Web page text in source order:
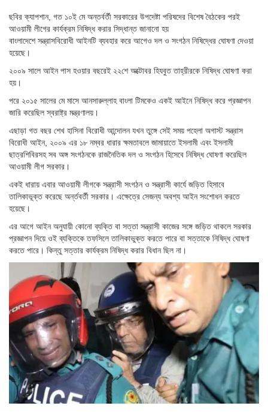
ছবির ক্যাপশান, গত ১০ই মে অন্তর্বর্তী সরকারের উপদেষ্টা পরিষদের বিশেষ বৈঠকের পরই
আওয়ামী লীগের কার্যক্রম নিষিদ্ধ করার সিদ্ধান্ত জানানো হয়
বাংলাদেশে সন্ত্রাসবিরোধী আইনটি ব্যবহার করে আগেও দল ও সংগঠন নিষিদ্ধের ঘোষণা দেওয়া
হয়েছে।
২০০৯ সালে আইন পাস হওয়ার বছরেই ২২শে অক্টোবর হিযবুত তাহ্‌রীরকে নিষিদ্ধ ঘোষণা করা
হয়।
পরে ২০১৫ সালের মে মাসে আনসারুল্লাহ বাংলা টিমকেও একই আইনে নিষিদ্ধ করে প্রজ্ঞাপন
জারি করেছিল স্বরাষ্ট্র মন্ত্রণালয়।
এছাড়া গত বছর শেখ হাসিনা বিরোধী আন্দোলন যখন তুঙ্গে সেই সময় পহেলা অগাস্ট সন্ত্রাস
বিরোধী আইন, ২০০৯ এর ১৮ নম্বর ধারার ক্ষমতাবলে জামায়াতে ইসলামী এবং ইসলামী
ছাত্রশিবিরসহ সব অঙ্গ সংগঠনকে রাজনৈতিক দল ও সংগঠন হিসেবে নিষিদ্ধ ঘোষণা করেছিল
আওয়ামী লীগ সরকার।
একই ধারায় এবার আওয়ামী লীগকে সন্ত্রাসী সংগঠন ও সন্ত্রাসী কার্যে জড়িত হিসাবে
তালিকাভূক্ত করেছে অর্ন্তবর্তী সরকার। এক্ষেত্রে সেজন্য অবশ্য আইন সংশোধন করতে
হয়েছে।
এর আগে আইন অনুযায়ী কোনো ব্যক্তি বা সত্তা সন্ত্রাসী কাজের সঙ্গে জড়িত থাকলে সরকার
প্রজ্ঞাপন দিয়ে ওই ব্যক্তিকে তফসিলে তালিকাভুক্ত করতে পারে বা সত্তাকে নিষিদ্ধ ঘোষণা
করতে পারে। কিন্তু সত্তার কার্যক্রম নিষিদ্ধ করার বিধান ছিল না।